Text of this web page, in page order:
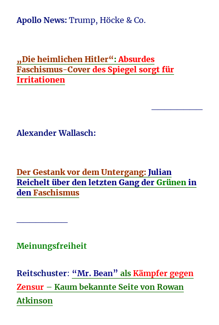
Apollo News: Trump, Höcke & Co.
„Die heimlichen Hitler“:Absurdes
Faschismus-Cover des Spiegel sorgt für
Irritationen
Alexander Wallasch:
Der Gestank vor dem Untergang: Julian
Reichelt über den letzten Gang derGrünen in
denFaschismus
Meinungsfreiheit
Reitschuster: “Mr. Bean” alsKämpfer gegen
Zensur – Kaum bekannte Seite von Rowan
Atkinson